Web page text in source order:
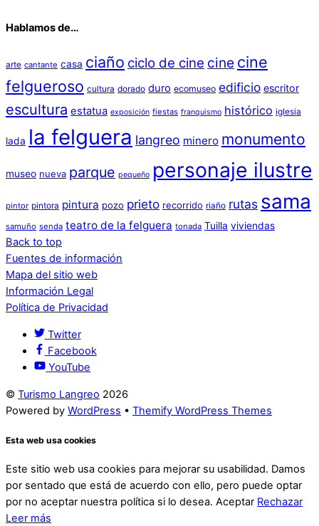
Hablamos de…
arte cantante casa ciaño ciclo de cine cine cine
felgueroso cultura dorado duro ecomuseo edificio escritor
escultura estatua exposición fiestas franquismo histórico iglesia
lada la felguera langreo minero monumento
museo nueva parque pequeño personaje ilustre
pintor pintora pintura pozo prieto recorrido riaño rutas sama
samuño senda teatro de la felguera tonada Tuilla viviendas
Back to top
Fuentes de información
Mapa del sitio web
Información Legal
Política de Privacidad
Twitter
Facebook
YouTube
© Turismo Langreo 2026
Powered by WordPress • Themify WordPress Themes
Esta web usa cookies
Este sitio web usa cookies para mejorar su usabilidad. Damos
por sentado que está de acuerdo con ello, pero puede optar
por no aceptar nuestra política si lo desea. Aceptar Rechazar
Leer más